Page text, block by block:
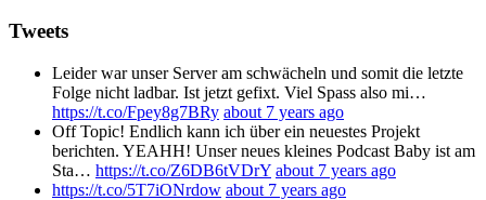
Tweets
Leider war unser Server am schwächeln und somit die letzte
Folge nicht ladbar. Ist jetzt gefixt. Viel Spass also mi…
https://t.co/Fpey8g7BRy about 7 years ago
Off Topic! Endlich kann ich über ein neuestes Projekt
berichten. YEAHH! Unser neues kleines Podcast Baby ist am
Sta… https://t.co/Z6DB6tVDrY about 7 years ago
https://t.co/5T7iONrdow about 7 years ago